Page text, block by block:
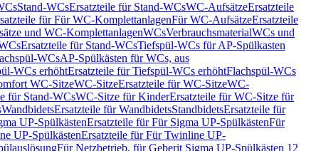
Stand-WCsErsatzteile für Stand-WCsWC-AufsätzeErsatzteile
für Für WC-KomplettanlagenFür WC-AufsätzeErsatzteile
und WC-KomplettanlagenWCsVerbrauchsmaterialWCs und
Ersatzteile für Stand-WCsTiefspül-WCs für AP-Spülkasten
WCsAP-Spülkästen für WCs, aus
WCs erhöhtErsatzteile für Tiefspül-WCs erhöhtFlachspül-WCs
WC-SitzeWC-SitzeErsatzteile für WC-SitzeWC-
für Stand-WCsWC-Sitze für KinderErsatzteile für WC-Sitze für
WandbidetsErsatzteile für WandbidetsStandbidetsErsatzteile für
UP-SpülkästenErsatzteile für Für Sigma UP-SpülkästenFür
UP-SpülkästenErsatzteile für Für Twinline UP-
Für Netzbetrieb, für Geberit Sigma UP-Spülkästen 12